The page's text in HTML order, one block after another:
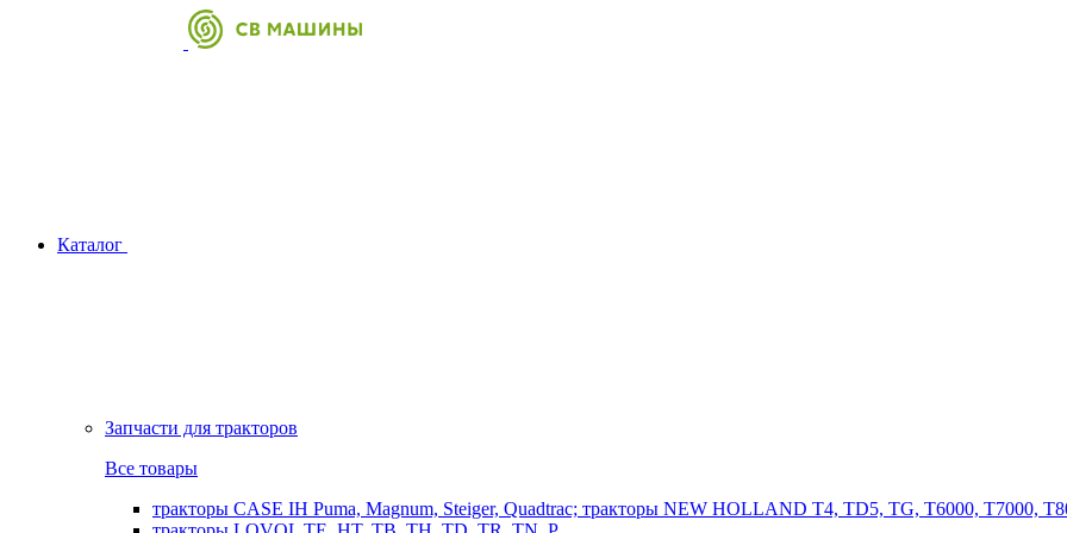
Каталог
Запчасти для тракторов
Все товары
тракторы CASE IH Puma, Magnum, Steiger, Quadtrac; тракторы NEW HOLLAND T4, TD5, TG, T6000, T7000,